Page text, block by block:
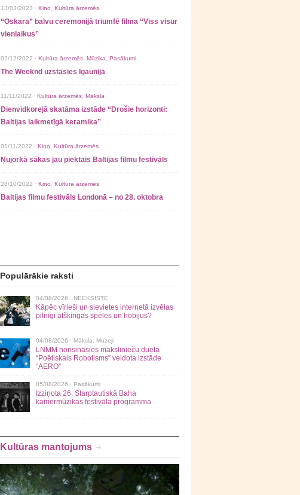
13/03/2023 · Kino Kultūra ārzemēs
“Oskara” balvu ceremonijā triumfē filma “Viss visur
vienlaikus”
02/12/2022 · Kultūra ārzemēs Mūzika Pasākumi
The Weeknd uzstāsies Igaunijā
11/11/2022 · Kultūra ārzemēs Māksla
Dienvidkorejā skatāma izstāde “Drošie horizonti:
Baltijas laikmetīgā keramika”
01/11/2022 · Kino Kultūra ārzemēs
Ņujorkā sākas jau piektais Baltijas filmu festivāls
28/10/2022 · Kino Kultūra ārzemēs
Baltijas filmu festivāls Londonā – no 28. oktobra
Populārākie raksti
04/08/2026 · NEEKSISTE
Kāpēc vīrieši un sievietes internetā izvēlas
pilnīgi atšķirīgas spēles un hobijus?
04/08/2026 · Māksla Muzeji
LNMM norisināsies mākslinieču dueta
“Poētiskais Robotisms” veidota izstāde
“AERO”
05/08/2026 · Pasākumi
Izziņota 26. Starptautiskā Baha
kamermūzikas festivāla programma
Kultūras mantojums